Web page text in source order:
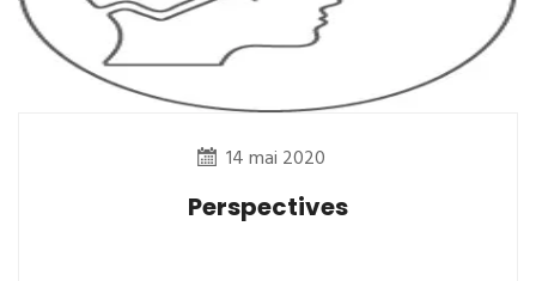
14 mai 2020
Perspectives